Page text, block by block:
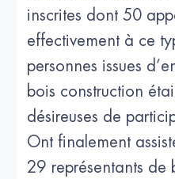
inscrites dont 50
effectivement à ce
personnes issues
bois construction
désireuses de
Ont finalement
29 représentants de